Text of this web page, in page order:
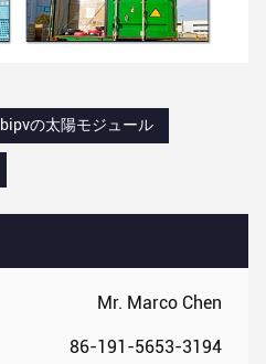
Mr. Marco Chen
86-191-5653-3194
bipvの太陽モジュール